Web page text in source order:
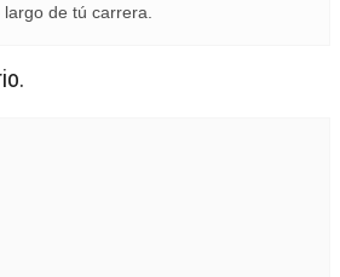
largo de tú carrera.